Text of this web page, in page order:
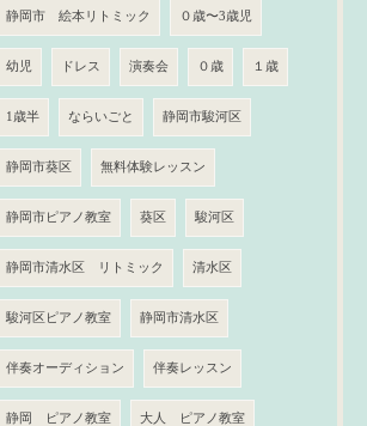
静岡市 絵本リトミック ０歳〜3歳児
幼児 ドレス 演奏会 ０歳 １歳
1歳半 ならいごと 静岡市駿河区
静岡市葵区 無料体験レッスン
静岡市ピアノ教室 葵区 駿河区
静岡市清水区 リトミック 清水区
駿河区ピアノ教室 静岡市清水区
伴奏オーディション 伴奏レッスン
静岡 ピアノ教室 大人 ピアノ教室